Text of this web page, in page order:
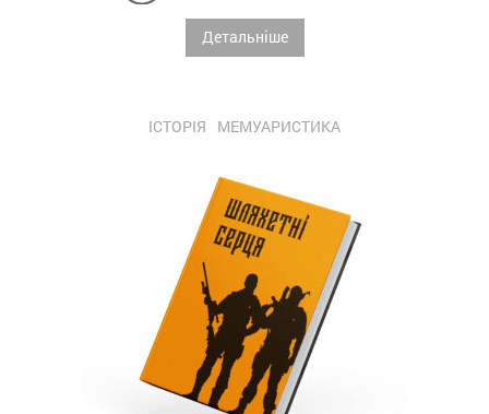
Детальніше
ІСТОРІЯ МЕМУАРИСТИКА